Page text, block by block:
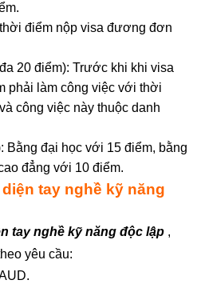
điểm nộp visa đương đơn
20 điểm): Trước khi khi visa
phải làm công việc với thời
công việc này thuộc danh
Bằng đại học với 15 điểm, bằng
đẳng với 10 điểm.
tay nghề kỹ năng
tay nghề kỹ năng độc lập ,
yêu cầu: